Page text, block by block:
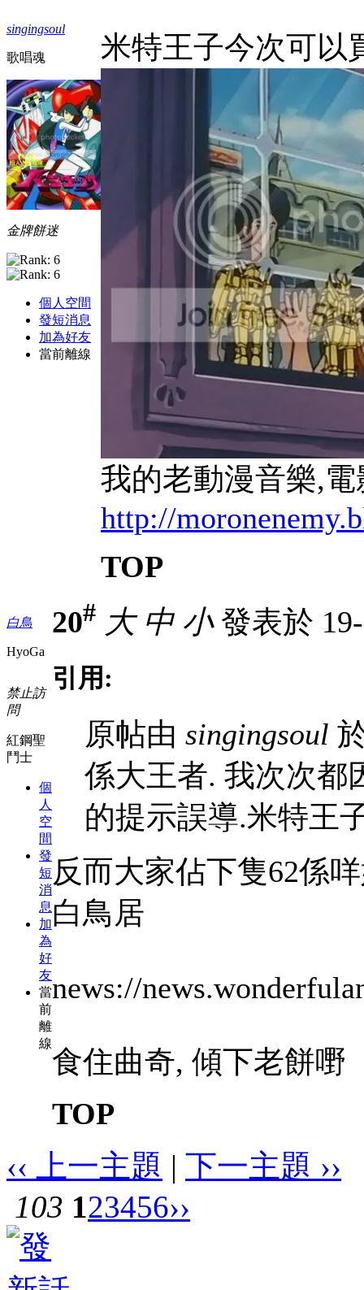
singingsoul
歌唱魂
金牌餅迷
個人空間
發短消息
加為好友
當前離線
米特王子今次可以
我的老動漫音樂,電
http://
TOP
白鳥
HyoGa
禁止訪
問
紅鋼聖
鬥士
個
人
空
間
發
短
消
息
加
為
好
友
當
前
離
線
20# 大 中 小發表於
引用:
原帖由 singingsoul
係大王者. 我次次都
的提示誤導.米特王
反而大家佔下隻62係
白鳥居
news://
食住曲奇, 傾下老餅嘢
TOP
‹‹ 上一主題 | 下一主題 ››
103 123456››